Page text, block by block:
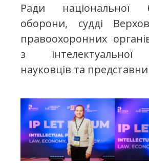
Ради національної
оборони, судді
правоохоронних
з інтелектуальної
науковців та